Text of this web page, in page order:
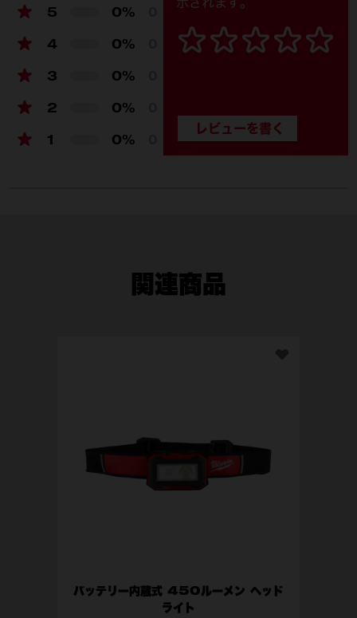
電流（Ah） 3
5 0%
4 0%
3 0%
2 0%
1 0%
関連商品
バッテリー内蔵式 450ルーメン ヘッド
ライト